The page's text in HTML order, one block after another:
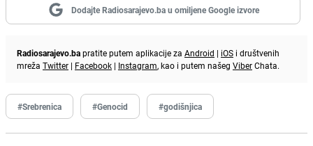
Dodajte Radiosarajevo.ba u omiljene Google izvore
Radiosarajevo.bapratite putem aplikacije za Android | iOS i društvenih
mreža Twitter | Facebook | Instagram, kao i putem našeg ViberChata.
#Srebrenica #Genocid #godišnjica